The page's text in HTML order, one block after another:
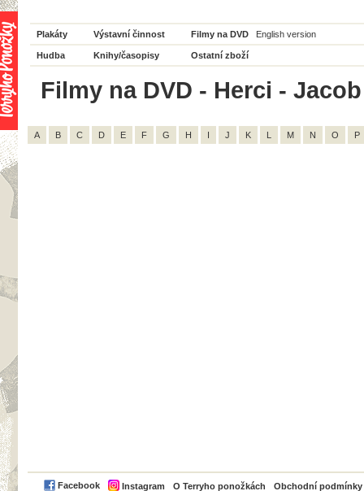
Plakáty Výstavní činnost Filmy na DVD English version
Hudba Knihy/časopisy Ostatní zboží
Filmy na DVD - Herci -
A B C D E F G H I J K L M N O P
Facebook Instagram O Terryho ponožkách Obchodní podmínky
PayPal